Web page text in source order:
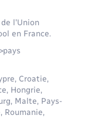
l'Union
en France.
Croatie,
Hongrie,
Malte, Pays-
Roumanie,